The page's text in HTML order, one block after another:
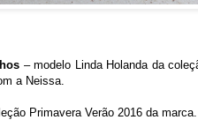
– modelo Linda Holanda da
a Neissa.
Primavera Verão 2016 da